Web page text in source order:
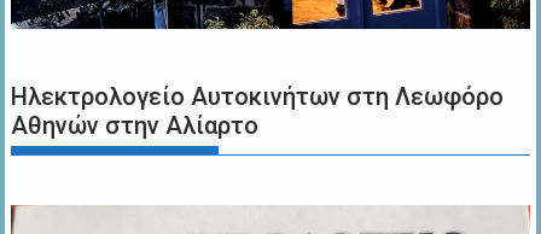
Ηλεκτρολογείο Αυτοκινήτων στη Λεωφόρο
Αθηνών στην Αλίαρτο